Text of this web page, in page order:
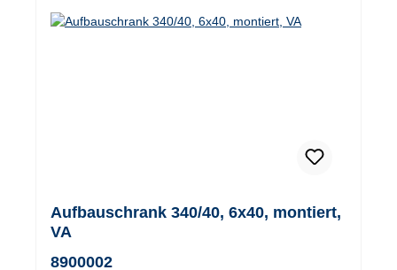
Aufbauschrank 340/40, 6x40, montiert,
VA
8900002